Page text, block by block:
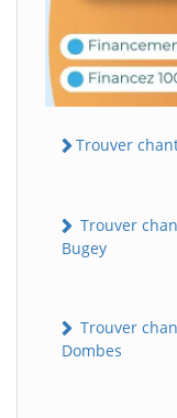
Trouver
Trouver
Bugey
Trouver
Dombes